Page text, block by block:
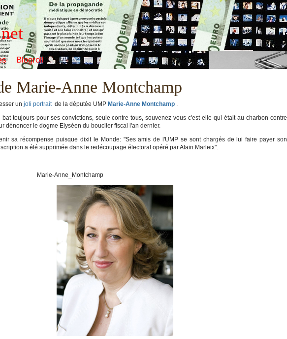
Blogroll
Marie-Anne Montchamp
un joli portrait de la députée UMP Marie-Anne Montchamp .
bat toujours pour ses convictions, seule contre tous, souvenez-vous c'est elle qui était au charbon contre
dénoncer le dogme Elyséen du bouclier fiscal l'an dernier.
sa récompense puisque dixit le Monde: "Ses amis de l'UMP se sont chargés de lui faire payer son
a été supprimée dans le redécoupage électoral opéré par Alain Marleix".